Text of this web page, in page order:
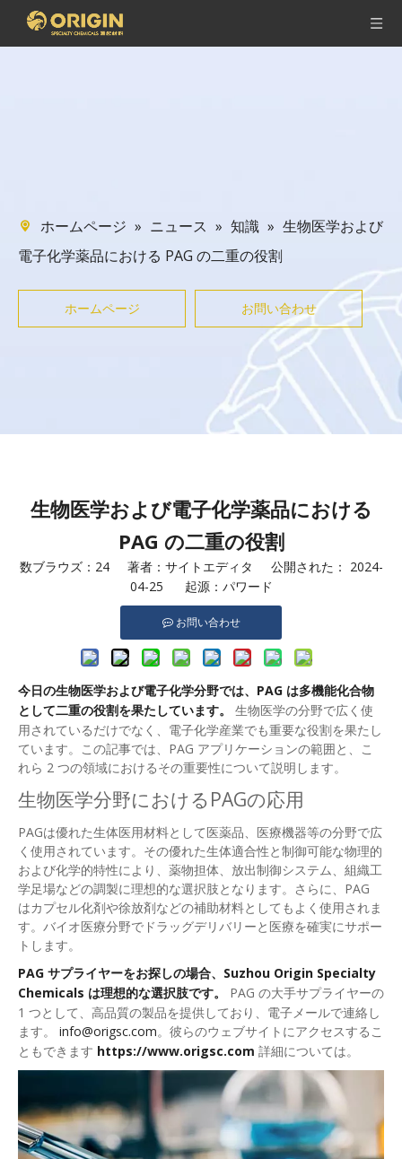
ホームページ » ニュース » 知識 » 生物医学および
電子化学薬品における PAG の二重の役割
ホームページ お問い合わせ
生物医学および電子化学薬品における
PAG の二重の役割
数ブラウズ： 24著者：サイトエディタ 公開された： 2024-
04-25 起源： パワード
お問い合わせ
今日の生物医学および電子化学分野では、PAG は多機能化合物
として二重の役割を果たしています。
生物医学の分野で広く使
用されているだけでなく、電子化学産業でも重要な役割を果たし
ています。この記事では、PAG アプリケーションの範囲と、こ
れら 2 つの領域におけるその重要性について説明します。
生物医学分野におけるPAGの応用
PAGは優れた生体医用材料として医薬品、医療機器等の分野で広
く使用されています。その優れた生体適合性と制御可能な物理的
および化学的特性により、薬物担体、放出制御システム、組織工
学足場などの調製に理想的な選択肢となります。さらに、PAG
はカプセル化剤や徐放剤などの補助材料としてもよく使用されま
す。バイオ医療分野でドラッグデリバリーと医療を確実にサポー
トします。
PAG サプライヤーをお探しの場合、Suzhou Origin Specialty
Chemicals は理想的な選択肢です。
PAG の大手サプライヤーの
1 つとして、高品質の製品を提供しており、電子メールで連絡し
ます。 info@origsc.com。彼らのウェブサイトにアクセスするこ
ともできます https://www.origsc.com 詳細については。